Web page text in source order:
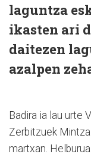
laguntza
ikasten ari
daitezen
azalpen
Badira ia lau urte
Zerbitzuek
martxan.